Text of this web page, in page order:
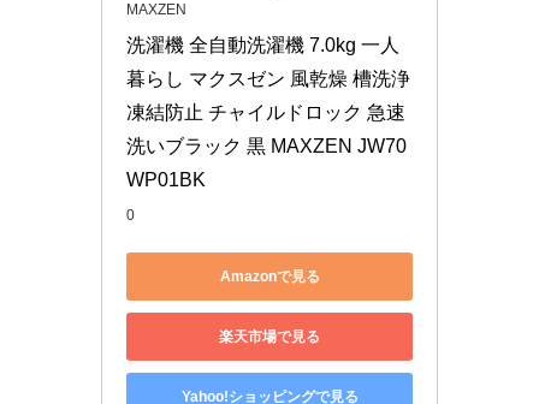
MAXZEN
洗濯機 全自動洗濯機 7.0kg 一人
暮らし マクスゼン 風乾燥 槽洗浄
凍結防止 チャイルドロック 急速
洗いブラック 黒 MAXZEN JW70
WP01BK
0
Amazonで見る
楽天市場で見る
Yahoo!ショッピングで見る